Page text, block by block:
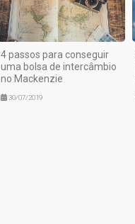
4 passos para conseguir
uma bolsa de intercâmbio
no Mackenzie
30/07/2019